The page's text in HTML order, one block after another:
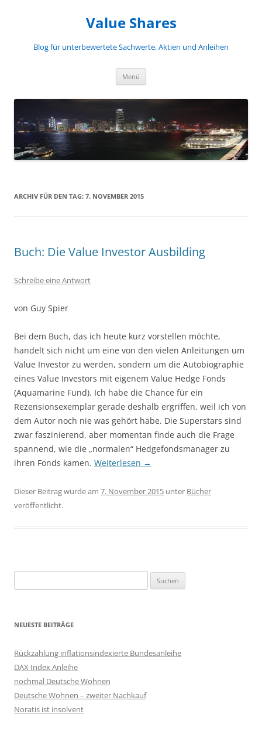
Value Shares
Blog für unterbewertete Sachwerte, Aktien und Anleihen
Menü
ARCHIV FÜR DEN TAG: 7. NOVEMBER 2015
Buch: Die Value Investor Ausbilding
Schreibe eine Antwort
von Guy Spier
Bei dem Buch, das ich heute kurz vorstellen möchte,
handelt sich nicht um eine von den vielen Anleitungen um
Value Investor zu werden, sondern um die Autobiographie
eines Value Investors mit eigenem Value Hedge Fonds
(Aquamarine Fund). Ich habe die Chance für ein
Rezensionsexemplar gerade deshalb ergriffen, weil ich von
dem Autor noch nie was gehört habe. Die Superstars sind
zwar faszinierend, aber momentan finde auch die Frage
spannend, wie die „normalen“ Hedgefondsmanager zu
ihren Fonds kamen. Weiterlesen →
Dieser Beitrag wurde am 7. November 2015 unter Bücher
veröffentlicht.
nach:
NEUESTE BEITRÄGE
Rückzahlung inflationsindexierte Bundesanleihe
DAX Index Anleihe
nochmal Deutsche Wohnen
Deutsche Wohnen – zweiter Nachkauf
Noratis ist insolvent